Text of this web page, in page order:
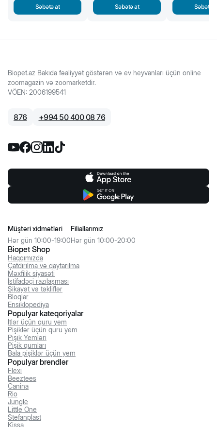
Səbətə at Səbətə at Səbətə
Biopet.az Bakıda fəaliyyət göstərən və ev heyvanları üçün online
zoomagazin və zoomarketdir.
VÖEN: 2006199541
876 +994 50 400 08 76
Biopet Shop
Haqqımızda
Çatdırılma və qaytarılma
Məxfilik siyasəti
İstifadəçi razılaşması
Şikayət və təkliflər
Bloqlar
Ensiklopediya
Müştəri xidmətləri
Hər gün 10:00-19:00
Filiallarımız
Hər gün 10:00-20:00
Populyar kateqoriyalar
İtlər üçün quru yem
Pişiklər üçün quru yem
Pişik Yemləri
Pişik qumları
Bala pişiklər üçün yem
Populyar brendlər
Flexi
Beeztees
Canina
Rio
Jungle
Little One
Stefanplast
Kissa